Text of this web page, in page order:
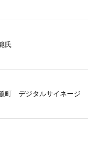
氏
町 デジタルサイネージ